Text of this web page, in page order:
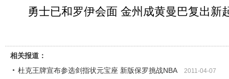
勇士已和罗伊会面 金州成黄曼巴复出新
相关报道：
杜克王牌宣布参选剑指状元宝座 新版保罗挑战NBA
2011-04-07